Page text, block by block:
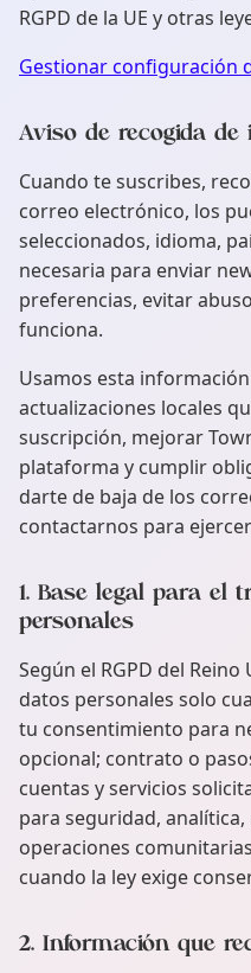
RGPD de la UE y otras
Gestionar configuración
Aviso de recogida de
Cuando te suscribes,
correo electrónico, los
seleccionados, idioma,
necesaria para enviar
preferencias, evitar
funciona.
Usamos esta
actualizaciones locales
suscripción, mejorar
plataforma y cumplir
darte de baja de los
contactarnos para
1. Base legal para el
personales
Según el RGPD del
datos personales solo
tu consentimiento para
opcional; contrato o
cuentas y servicios
para seguridad,
operaciones
cuando la ley exige
2. Información que